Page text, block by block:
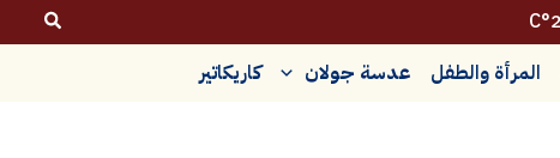
المرأة والطفل عدسة جولان كاريكاتير